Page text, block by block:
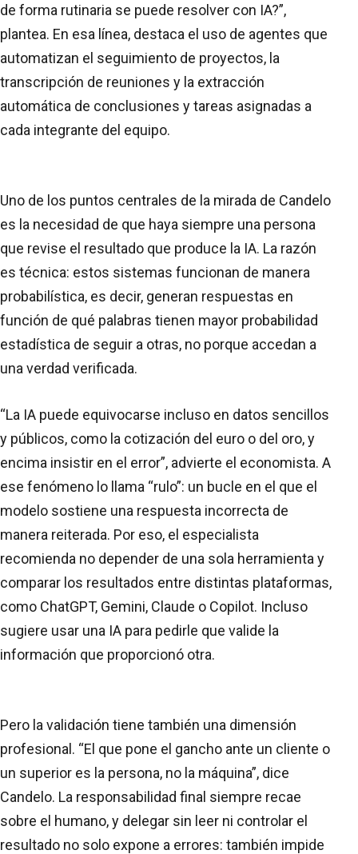
de forma rutinaria se puede resolver con IA?”,
plantea. En esa línea, destaca el uso de agentes que
automatizan el seguimiento de proyectos, la
transcripción de reuniones y la extracción
automática de conclusiones y tareas asignadas a
cada integrante del equipo.
Uno de los puntos centrales de la mirada de Candelo
es la necesidad de que haya siempre una persona
que revise el resultado que produce la IA. La razón
es técnica: estos sistemas funcionan de manera
probabilística, es decir, generan respuestas en
función de qué palabras tienen mayor probabilidad
estadística de seguir a otras, no porque accedan a
una verdad verificada.
“La IA puede equivocarse incluso en datos sencillos
y públicos, como la cotización del euro o del oro, y
encima insistir en el error”, advierte el economista. A
ese fenómeno lo llama “rulo”: un bucle en el que el
modelo sostiene una respuesta incorrecta de
manera reiterada. Por eso, el especialista
recomienda no depender de una sola herramienta y
comparar los resultados entre distintas plataformas,
como ChatGPT, Gemini, Claude o Copilot. Incluso
sugiere usar una IA para pedirle que valide la
información que proporcionó otra.
Pero la validación tiene también una dimensión
profesional. “El que pone el gancho ante un cliente o
un superior es la persona, no la máquina”, dice
Candelo. La responsabilidad final siempre recae
sobre el humano, y delegar sin leer ni controlar el
resultado no solo expone a errores: también impide